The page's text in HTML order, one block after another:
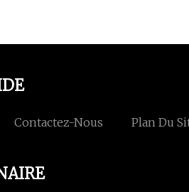
Contactez-Nous Plan Du